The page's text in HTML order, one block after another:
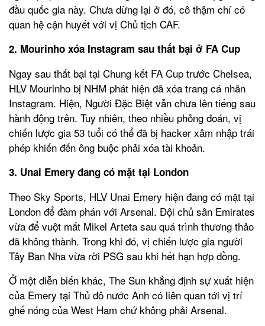
đầu quốc gia này. Chưa dừng lại ở đó, cô thậm chí có
quan hệ cận huyết với vị Chủ tịch CAF.
2. Mourinho xóa Instagram sau thất bại ở FA Cup
Ngay sau thất bại tại Chung kết FA Cup trước Chelsea,
HLV Mourinho bị NHM phát hiện đã xóa trang cá nhân
Instagram. Hiện, Người Đặc Biệt vẫn chưa lên tiếng sau
hành động trên. Tuy nhiên, theo nhiều phỏng đoán, vị
chiến lược gia 53 tuổi có thể đã bị hacker xâm nhập trái
phép khiến đến ông buộc phải xóa tài khoản.
3. Unai Emery đang có mặt tại London
Theo Sky Sports, HLV Unai Emery hiện đang có mặt tại
London để đàm phán với Arsenal. Đội chủ sân Emirates
vừa để vuột mất Mikel Arteta sau quá trình thương thảo
đã không thành. Trong khi đó, vị chiến lược gia người
Tây Ban Nha vừa rời PSG sau khi hết hạn hợp đồng.
Ở một diễn biến khác, The Sun khẳng định sự xuất hiện
của Emery tại Thủ đô nước Anh có liên quan tới vị trí
ghế nóng của West Ham chứ không phải Arsenal.